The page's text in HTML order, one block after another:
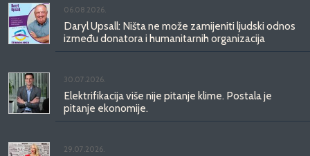
06.08.2026.
Daryl Upsall: Ništa ne može zamijeniti ljudski odnos
između donatora i humanitarnih organizacija
30.07.2026.
Elektrifikacija više nije pitanje klime. Postala je
pitanje ekonomije.
29.07.2026.